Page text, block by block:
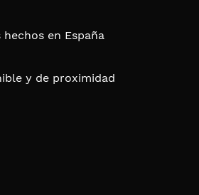
en España
y de proximidad